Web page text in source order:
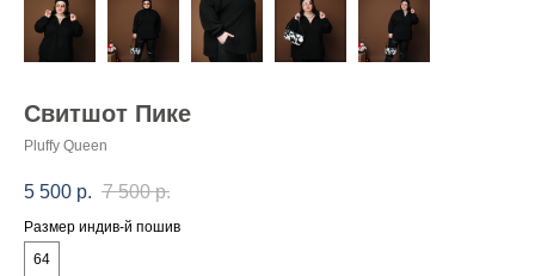
Свитшот Пике
Pluffy Queen
5 500 р. 7 500 р.
Размер индив-й пошив
64